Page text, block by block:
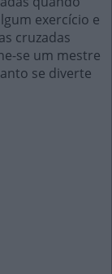
exercício e
cruzadas
se um mestre
se diverte